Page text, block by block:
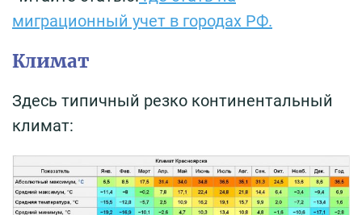
миграционный учет в городах РФ.
Климат
Здесь типичный резко континентальный
климат: